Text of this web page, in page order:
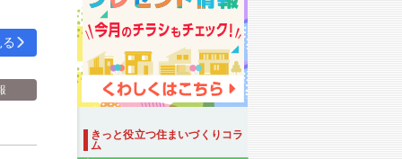
きっと役立つ住まいづくりコラ
ム